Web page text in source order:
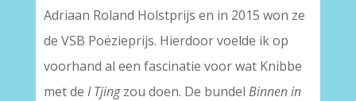
Adriaan Roland Holstprijs en in 2015 won ze
de VSB Poëzieprijs. Hierdoor voelde ik op
voorhand al een fascinatie voor wat Knibbe
met de I Tjingzou doen. De bundel Binnen in